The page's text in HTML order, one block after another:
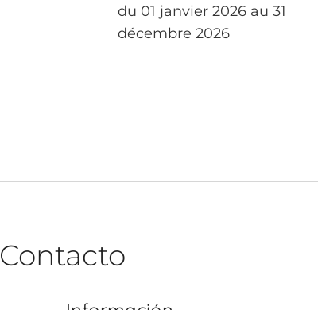
du 01 janvier 2026 au 31
décembre 2026
Contacto